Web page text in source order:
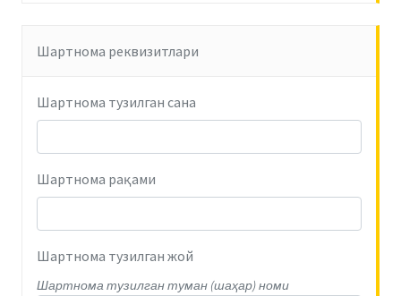
Шартнома реквизитлари
Шартнома тузилган сана
Шартнома рақами
Шартнома тузилган жой
Шартнома тузилган туман (шаҳар) номи